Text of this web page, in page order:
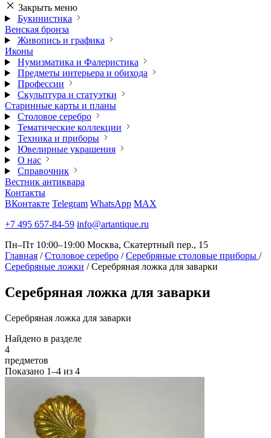
Закрыть меню
Букинистика
Венская бронза
Живопись и графика
Иконы
Нумизматика и Фалеристика
Предметы интерьера и обихода
Профессии
Скульптура и статуэтки
Старинные карты и планы
Столовое серебро
Тематические коллекции
Техника и приборы
Ювелирные украшения
О нас
Справочник
Вестник антиквара
Контакты
ВКонтакте Telegram WhatsApp MAX
+7 495 657-84-59 info@artantique.ru
Пн–Пт 10:00–19:00 Москва, Скатертный пер., 15
Главная / Столовое серебро / Серебряные столовые приборы /
Серебряные ложки / Серебряная ложка для заварки
Серебряная ложка для заварки
Серебряная ложка для заварки
Найдено в разделе
4
предметов
Показано 1–4 из 4